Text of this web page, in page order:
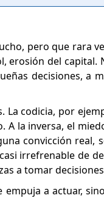
pero que rara
erosión del
decisiones,
La codicia, por
A la inversa, el
convicción real,
irrefrenable de
a tomar
a actuar,